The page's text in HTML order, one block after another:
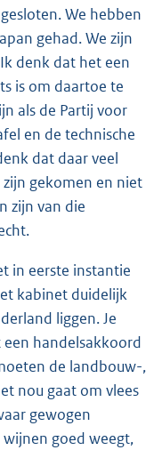
We hebben
gehad. We zijn
denk dat het een
is om daartoe te
als de Partij voor
en de technische
dat daar veel
gekomen en niet
zijn van die
in eerste instantie
kabinet duidelijk
liggen. Je
een handelsakkoord
de landbouw-,
nou gaat om vlees
gewogen
goed weegt,